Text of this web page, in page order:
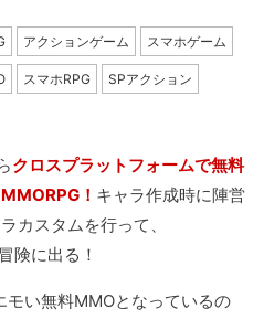
アクションゲーム スマホゲーム
スマホRPG SPアクション
クロスプラットフォームで無料
！ キャラ作成時に陣営
カスタムを行って、
険に出る！
い無料MMOとなっているの